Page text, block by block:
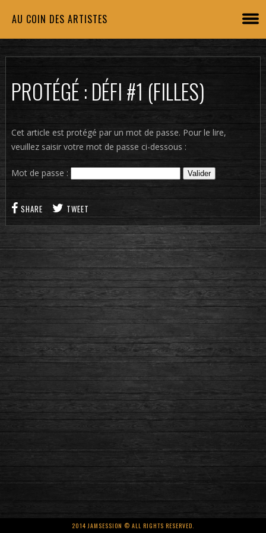
AU COIN DES ARTISTES
PROTÉGÉ : DÉFI #1 (FILLES)
Cet article est protégé par un mot de passe. Pour le lire,
veuillez saisir votre mot de passe ci-dessous :
Mot de passe :
SHARE TWEET
2014 JAMSESSION © ALL RIGHTS RESERVED.